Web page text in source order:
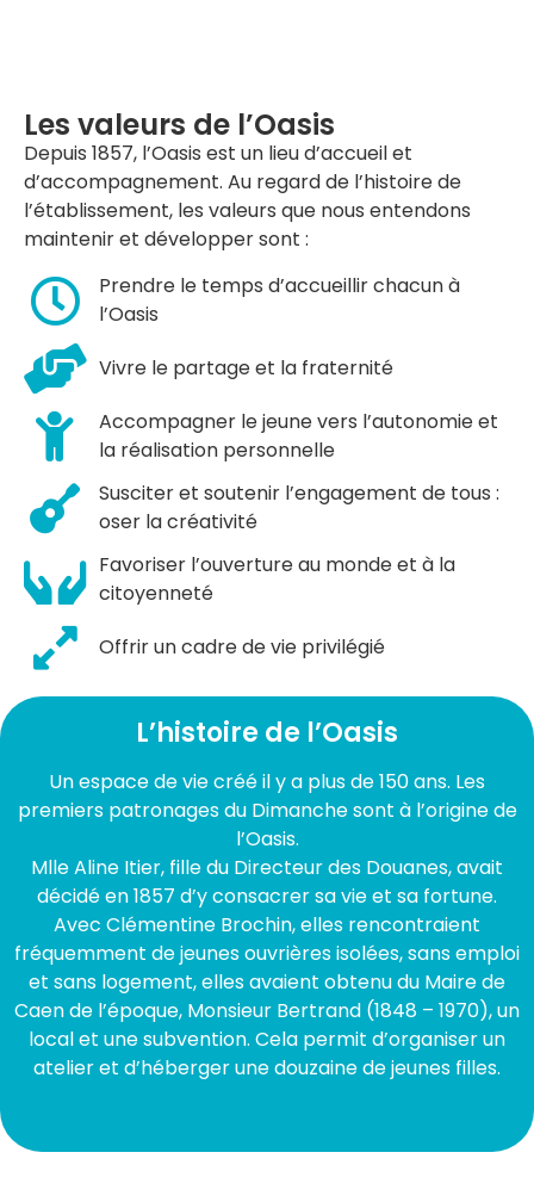
L’histoire de l’Oasis
Un espace de vie créé il y a plus de 150 ans. Les
premiers patronages du Dimanche sont à l’origine de
l’Oasis.
Mlle Aline Itier, fille du Directeur des Douanes, avait
décidé en 1857 d’y consacrer sa vie et sa fortune.
Avec Clémentine Brochin, elles rencontraient
fréquemment de jeunes ouvrières isolées, sans emploi
et sans logement, elles avaient obtenu du Maire de
Caen de l’époque, Monsieur Bertrand (1848 – 1970), un
local et une subvention. Cela permit d’organiser un
atelier et d’héberger une douzaine de jeunes filles.
Les valeurs de l’Oasis
Depuis 1857, l’Oasis est un lieu d’accueil et
d’accompagnement. Au regard de l’histoire de
l’établissement, les valeurs que nous entendons
maintenir et développer sont :
Prendre le temps d’accueillir chacun à
l’Oasis
Vivre le partage et la fraternité
Accompagner le jeune vers l’autonomie et
la réalisation personnelle
Susciter et soutenir l’engagement de tous :
oser la créativité
Favoriser l’ouverture au monde et à la
citoyenneté
Offrir un cadre de vie privilégié